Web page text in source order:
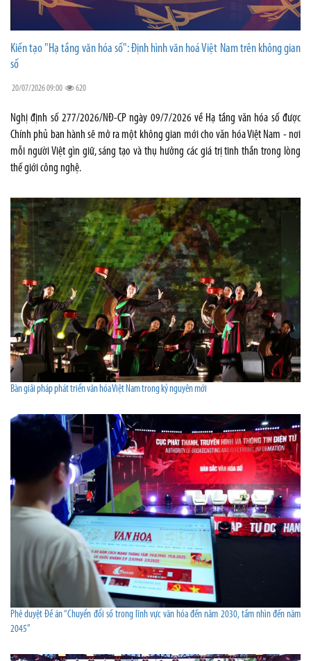
Kiến tạo "Hạ tầng văn hóa số": Định hình văn hoá Việt Nam trên không gian
số
20/07/2026 09:00 620
Nghị định số 277/2026/NĐ-CP ngày 09/7/2026 về Hạ tầng văn hóa số được
Chính phủ ban hành sẽ mở ra một không gian mới cho văn hóa Việt Nam - nơi
mỗi người Việt gìn giữ, sáng tạo và thụ hưởng các giá trị tinh thần trong lòng
thế giới công nghệ.
Bàn giải pháp phát triển văn hóa Việt Nam trong kỷ nguyên mới
Phê duyệt Đề án “Chuyển đổi số trong lĩnh vực văn hóa đến năm 2030, tầm nhìn đến năm
2045”